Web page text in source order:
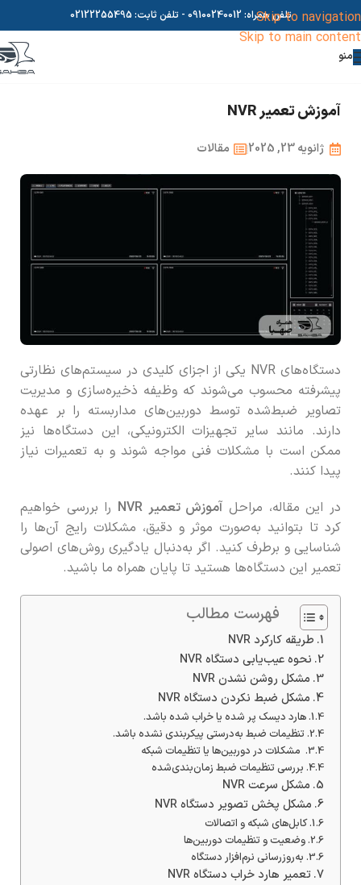
Skip to navigation
Skip to main content
تلفن همراه: 09100240012 - تلفن ثابت: 02122255495
منو
آموزش تعمیر NVR
ژانویه 23, 2025 مقالات
دستگاه‌های NVR یکی از اجزای کلیدی در سیستم‌های نظارتی
پیشرفته محسوب می‌شوند که وظیفه ذخیره‌سازی و مدیریت
تصاویر ضبط‌شده توسط دوربین‌های مداربسته را بر عهده
دارند. مانند سایر تجهیزات الکترونیکی، این دستگاه‌ها نیز
ممکن است با مشکلات فنی مواجه شوند و به تعمیرات نیاز
پیدا کنند.
در این مقاله، مراحل آموزش تعمیر NVR
را بررسی خواهیم
کرد تا بتوانید به‌صورت موثر و دقیق، مشکلات رایج آن‌ها را
شناسایی و برطرف کنید. اگر به‌دنبال یادگیری روش‌های اصولی
تعمیر این دستگاه‌ها هستید تا پایان همراه ما باشید.
فهرست مطالب
طریقه کارکرد NVR
نحوه عیب‌یابی دستگاه NVR
مشکل روشن نشدن NVR
مشکل ضبط نکردن دستگاه NVR
هارد دیسک پر شده یا خراب شده باشد.
تنظیمات ضبط به‌درستی پیکربندی نشده باشد.
مشکلات در دوربین‌ها یا تنظیمات شبکه
بررسی تنظیمات ضبط زمان‌بندی‌شده
مشکل سرعت NVR
مشکل پخش تصویر دستگاه NVR
کابل‌های شبکه و اتصالات
وضعیت و تنظیمات دوربین‌ها
به‌روزرسانی نرم‌افزار دستگاه
تعمیر هارد خراب دستگاه NVR